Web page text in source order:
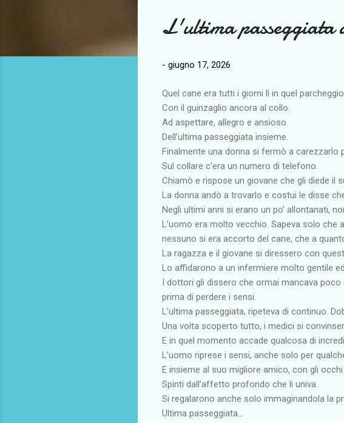
L'ultima
- giugno 17, 2026
Quel cane era tutti i giorni lì in quel parcheggio.
Con il guinzaglio ancora al collo.
Ad aspettare, allegro e ansioso.
Dell’ultima passeggiata insieme.
Finalmente una donna si fermò a carezzarlo
Sul collare c’era un numero di telefono.
Chiamò e rispose un giovane che gli diede il
La donna andò a trovarlo e costui le disse
Negli ultimi anni si erano un po’ allontanati,
L’uomo era molto vecchio. Sapeva solo che
nessuno si era accorto del cane, che a
La ragazza e il giovane si diressero con
Lo affidarono a un infermiere molto gentile
I dottori gli dissero che ormai mancava poco
prima di perdere i sensi.
L’ultima passeggiata, ripeteva di continuo.
Una volta scoperto tutto, i medici si
E in quel momento accade qualcosa di
L’uomo riprese i sensi, anche solo per
E insieme al suo migliore amico, con gli occhi
Spinti dall’affetto profondo che li univa.
Si regalarono anche solo immaginandola la
Ultima passeggiata...